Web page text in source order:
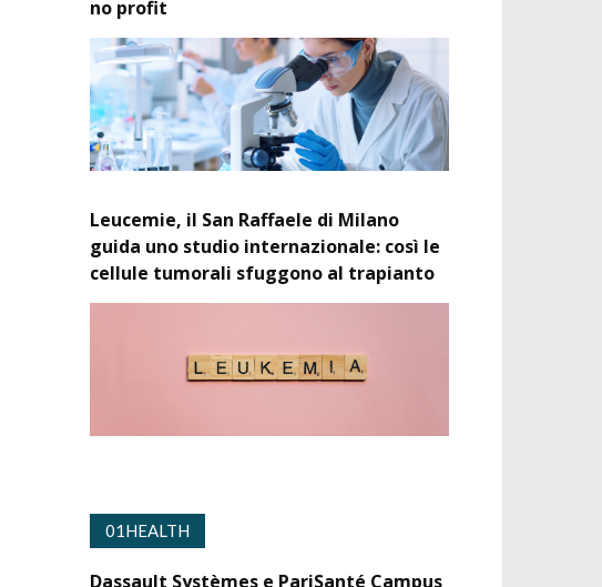
no profit
Leucemie, il San Raffaele di Milano
guida uno studio internazionale: così le
cellule tumorali sfuggono al trapianto
01HEALTH
Dassault Systèmes e PariSanté Campus